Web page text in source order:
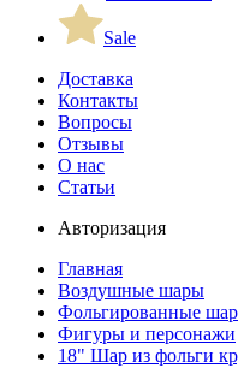
Sale
Доставка
Контакты
Вопросы
Отзывы
О нас
Статьи
Авторизация
Главная
Воздушные шары
Фольгированные
Фигуры и персонажи
18" Шар из фольги